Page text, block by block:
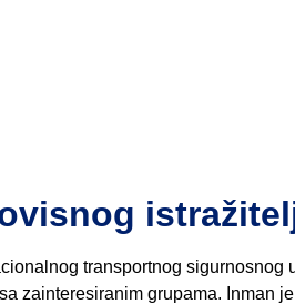
transportnog sigurnosnog
zainteresiranim grupama. Inman